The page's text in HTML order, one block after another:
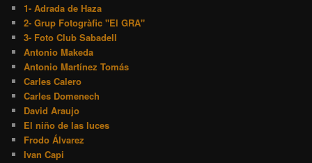
1- Adrada de Haza
2- Grup Fotogràfic "El GRA"
3- Foto Club Sabadell
Antonio Makeda
Antonio Martínez Tomás
Carles Calero
Carles Domenech
David Araujo
El niño de las luces
Frodo Álvarez
Ivan Capi